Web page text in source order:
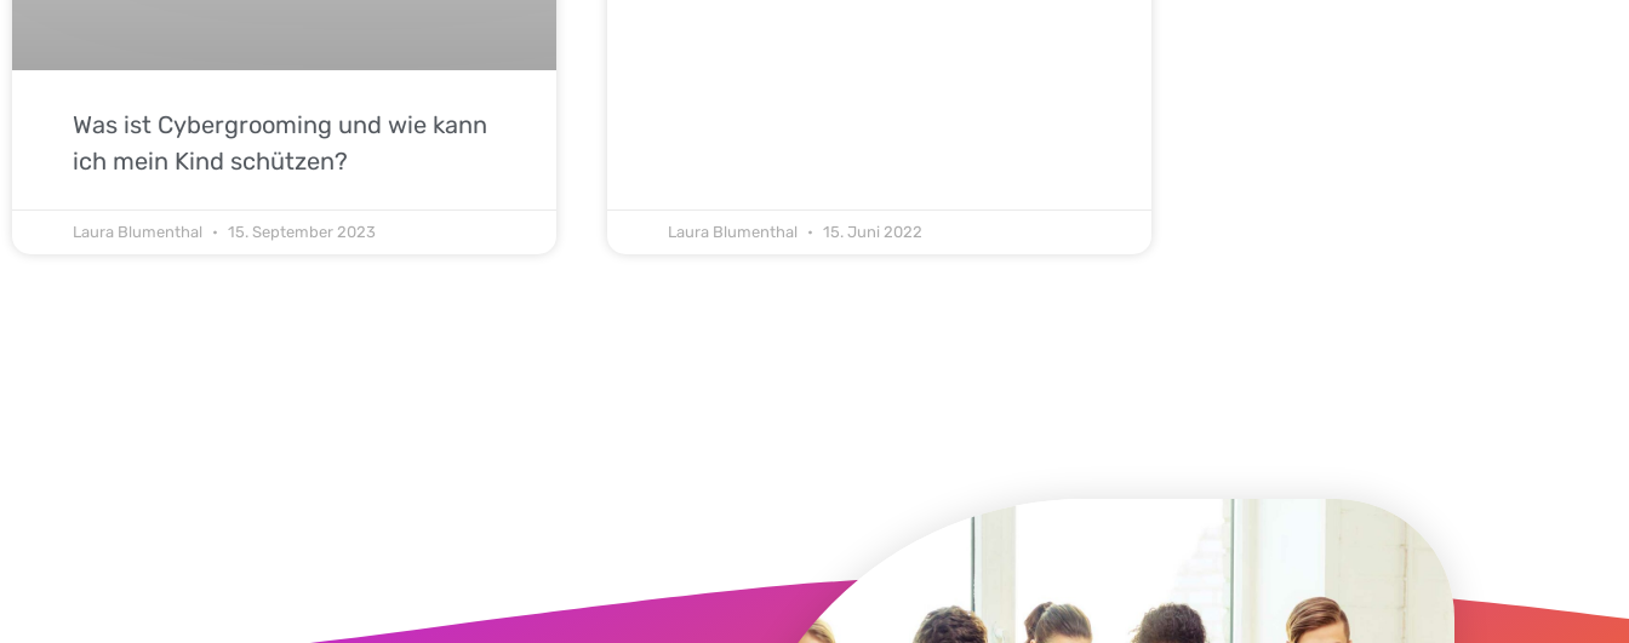
Was ist Cybergrooming und wie kann
ich mein Kind schützen?
Laura Blumenthal 15. September 2023 Laura Blumenthal 15. Juni 2022